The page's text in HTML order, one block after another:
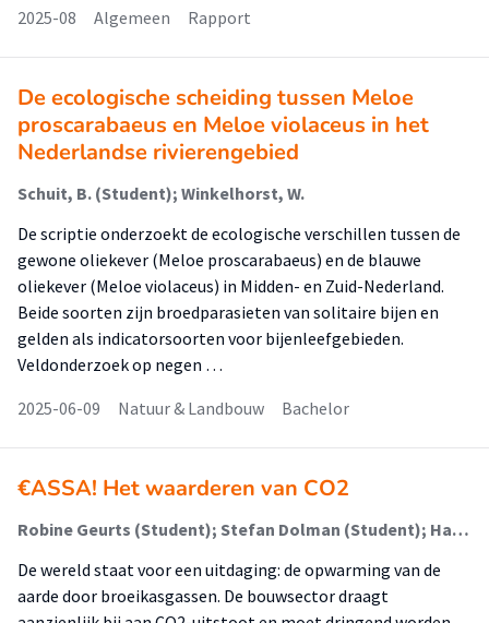
2025-08
Algemeen Rapport
De ecologische scheiding tussen Meloe
proscarabaeus en Meloe violaceus in het
Nederlandse rivierengebied
Schuit, B. (Student); Winkelhorst, W.
De scriptie onderzoekt de ecologische verschillen tussen de
gewone oliekever (Meloe proscarabaeus) en de blauwe
oliekever (Meloe violaceus) in Midden- en Zuid-Nederland.
Beide soorten zijn broedparasieten van solitaire bijen en
gelden als indicatorsoorten voor bijenleefgebieden.
Veldonderzoek op negen …
2025-06-09
Natuur & Landbouw Bachelor
€ASSA! Het waarderen van CO2
Robine Geurts (Student); Stefan Dolman (Student); Hanneke Spoorenberg (Begeleider)
De wereld staat voor een uitdaging: de opwarming van de
aarde door broeikasgassen. De bouwsector draagt